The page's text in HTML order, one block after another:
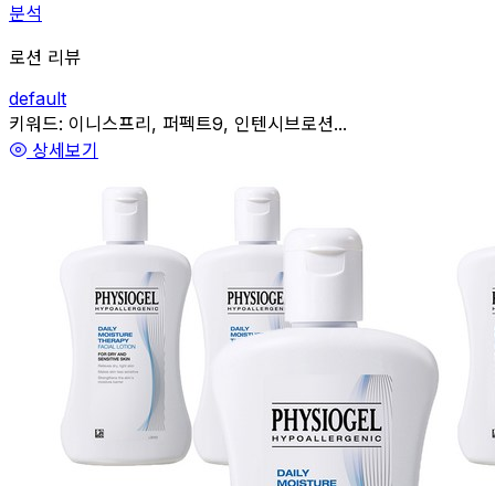
분석
로션 리뷰
default
관련
키워드: 이니스프리, 퍼펙트9, 인텐시브로션...
상세보기